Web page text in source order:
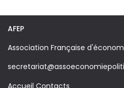
AFEP
Association Française
Accueil Contacts